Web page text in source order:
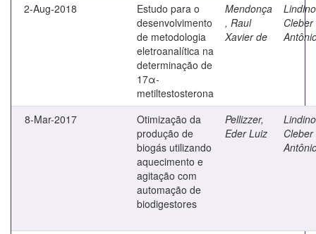
2-Aug-2018
Estudo para o
desenvolvimento
de metodologia
eletroanalítica na
determinação de
17α-
metiltestosterona
Mendonça
, Raul
Xavier de
Cleber
8-Mar-2017
Otimização da
produção de
biogás utilizando
aquecimento e
agitação com
automação de
biodigestores
Pellizzer,
Eder Luiz
Cleber